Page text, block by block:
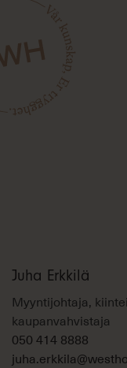
Juha Erkkilä
Myyntijohtaja,
kaupanvahvistaja
050 414 8888